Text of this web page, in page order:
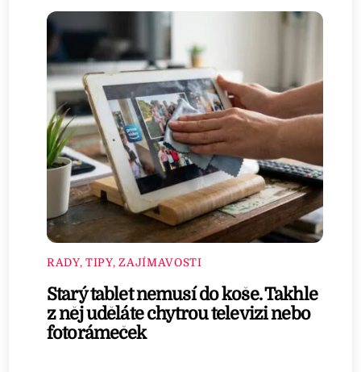
RADY, TIPY, ZAJÍMAVOSTI
Starý tablet nemusí do koše. Takhle
z něj uděláte chytrou televizi nebo
fotorámeček